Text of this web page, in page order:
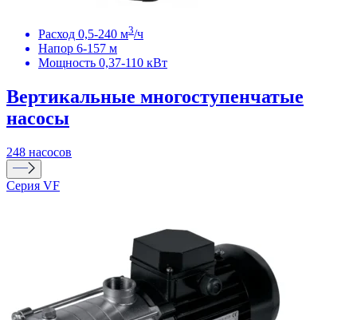
Расход 0,5-240 м3/ч
Напор 6-157 м
Мощность 0,37-110 кВт
Вертикальные многоступенчатые
насосы
248 насосов
Серия VF